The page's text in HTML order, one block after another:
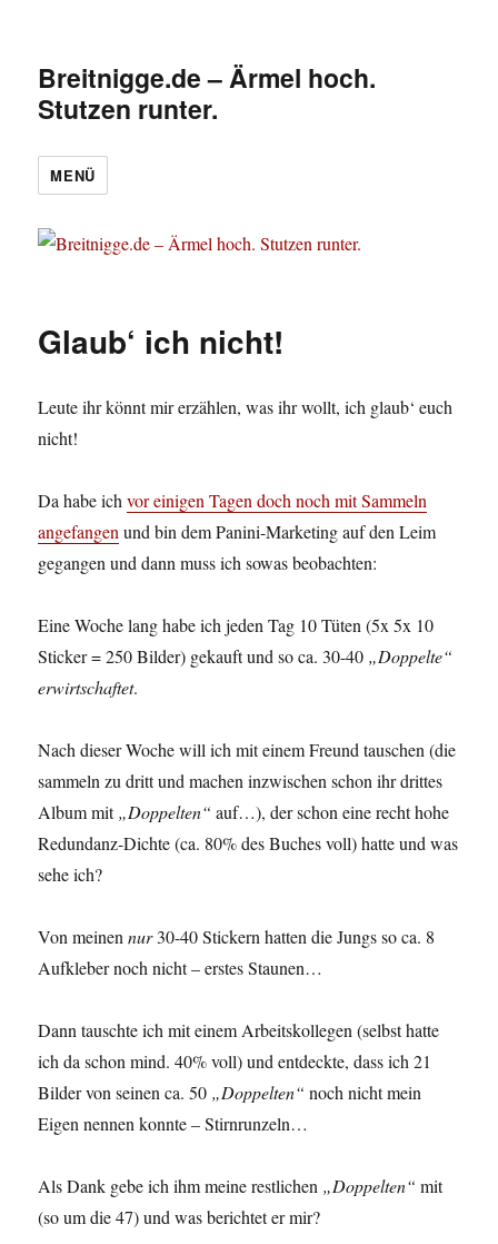
Breitnigge.de – Ärmel hoch.
Stutzen runter.
MENÜ
Glaub‘ ich nicht!
Leute ihr könnt mir erzählen, was ihr wollt, ich glaub‘ euch
nicht!
Da habe ichvor einigen Tagen doch noch mit Sammeln
angefangenund bin dem Panini-Marketing auf den Leim
gegangen und dann muss ich sowas beobachten:
Eine Woche lang habe ich jeden Tag 10 Tüten (5x 5x 10
Sticker = 250 Bilder) gekauft und so ca. 30-40 „Doppelte“
erwirtschaftet.
Nach dieser Woche will ich mit einem Freund tauschen (die
sammeln zu dritt und machen inzwischen schon ihr drittes
Album mit„Doppelten“ auf…), der schon eine recht hohe
Redundanz-Dichte (ca. 80% des Buches voll) hatte und was
sehe ich?
Von meinennur30-40 Stickern hatten die Jungs so ca. 8
Aufkleber noch nicht – erstes Staunen…
Dann tauschte ich mit einem Arbeitskollegen (selbst hatte
ich da schon mind. 40% voll) und entdeckte, dass ich 21
Bilder von seinen ca. 50 „Doppelten“ noch nicht mein
Eigen nennen konnte – Stirnrunzeln…
Als Dank gebe ich ihm meine restlichen „Doppelten“ mit
(so um die 47) und was berichtet er mir?